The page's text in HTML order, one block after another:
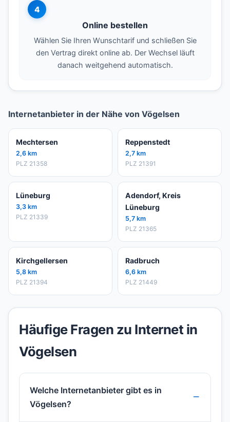
4
Online bestellen
Wählen Sie Ihren Wunschtarif und schließen Sie
den Vertrag direkt online ab. Der Wechsel läuft
danach weitgehend automatisch.
Internetanbieter in der Nähe von Vögelsen
Mechtersen
2,6 km
PLZ 21358
Reppenstedt
2,7 km
PLZ 21391
Lüneburg
3,3 km
PLZ 21339
Adendorf, Kreis
Lüneburg
5,7 km
PLZ 21365
Kirchgellersen
5,8 km
PLZ 21394
Radbruch
6,6 km
PLZ 21449
Häufige Fragen zu Internet in
Vögelsen
Welche Internetanbieter gibt es in
Vögelsen?